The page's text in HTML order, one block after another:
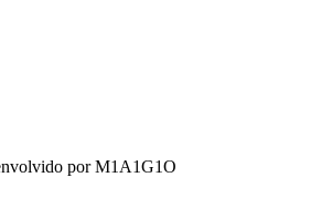
por M1A1G1O